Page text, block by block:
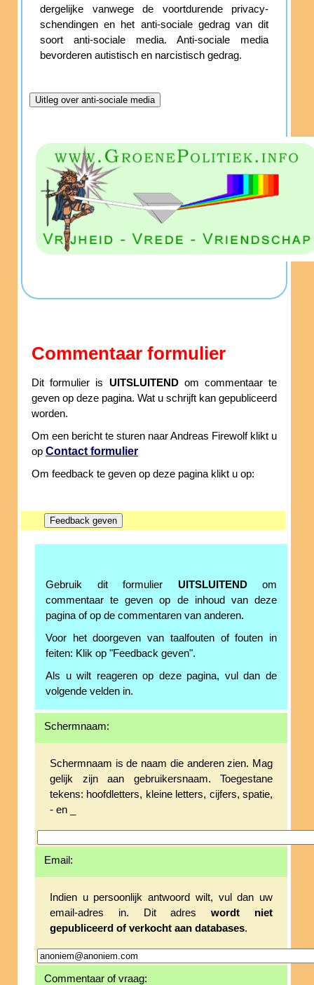
dergelijke vanwege de voortdurende privacy-
schendingen en het anti-sociale gedrag van dit
soort anti-sociale media. Anti-sociale media
bevorderen autistisch en narcistisch gedrag.
Commentaar formulier
Dit formulier is UITSLUITENDom commentaar te
geven op deze pagina. Wat u schrijft kan gepubliceerd
worden.
Om een bericht te sturen naar Andreas Firewolf klikt u
op Contact formulier
Om feedback te geven op deze pagina klikt u op:
Gebruik dit formulier UITSLUITENDom
commentaar te geven op de inhoud van deze
pagina of op de commentaren van anderen.
Voor het doorgeven van taalfouten of fouten in
feiten: Klik op "Feedback geven".
Als u wilt reageren op deze pagina, vul dan de
volgende velden in.
Schermnaam:
Schermnaam is de naam die anderen zien. Mag
gelijk zijn aan gebruikersnaam. Toegestane
tekens: hoofdletters, kleine letters, cijfers, spatie,
- en _
Email:
Indien u persoonlijk antwoord wilt, vul dan uw
email-adres in. Dit adreswordt niet
gepubliceerd of verkocht aan databases.
Commentaar of vraag: